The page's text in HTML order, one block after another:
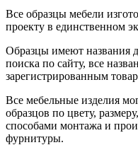
Все образцы мебели
проекту в единственном
Образцы имеют названия
поиска по сайту, все
зарегистрированным
Все мебельные изделия
образцов по цвету,
способами монтажа и
фурнитуры.